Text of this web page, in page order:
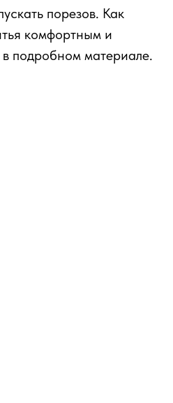
порезов. Как
комфортным и
подробном материале.